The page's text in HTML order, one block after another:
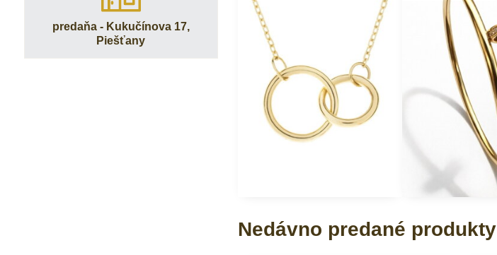
Nedávno predané produkty
predaňa - Kukučínova 17,
Piešťany